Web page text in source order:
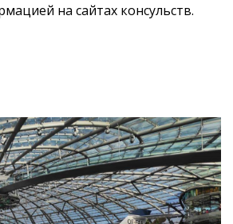
на сайтах консульств.